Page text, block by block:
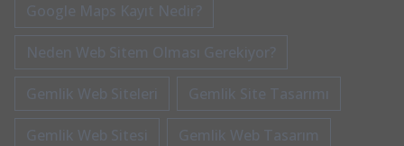
Google Maps Kayıt Nedir?
Neden Web Sitem Olması Gerekiyor?
Gemlik Web Siteleri Gemlik Site Tasarımı
Gemlik Web Sitesi Gemlik Web Tasarım